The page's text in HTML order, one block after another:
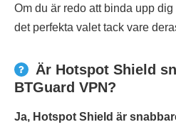
Om du är redo att binda upp dig
det perfekta valet tack vare
Är Hotspot Shield
BTGuard VPN?
Ja, Hotspot Shield är